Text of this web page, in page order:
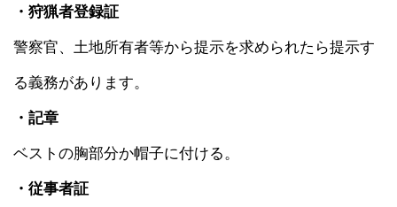
・狩猟者登録証
警察官、土地所有者等から提示を求められたら提示す
る義務があります。
・記章
ベストの胸部分か帽子に付ける。
・従事者証